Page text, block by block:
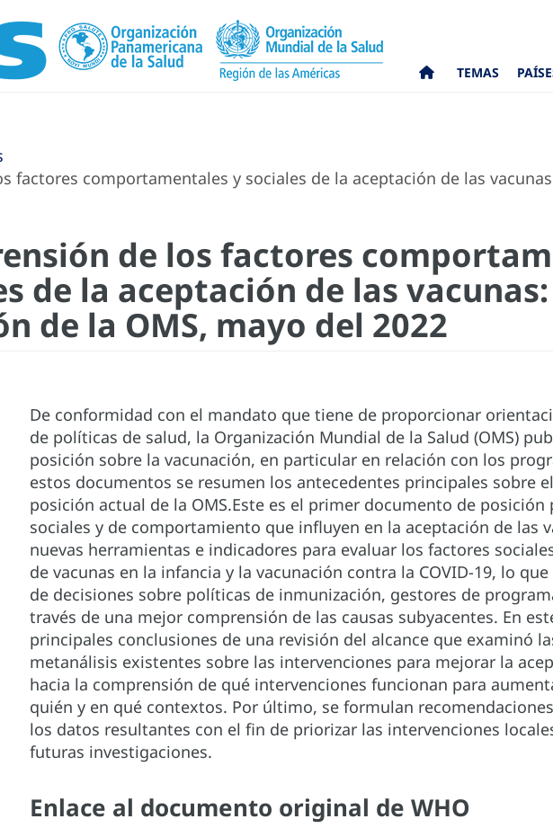
TEMAS
factores comportamentales y sociales de la aceptación de las
de los factores
de la aceptación de las
de la OMS, mayo del 2022
De conformidad con el mandato que tiene de proporcionar
de políticas de salud, la Organización Mundial de la Salud (OMS)
posición sobre la vacunación, en particular en relación con los
estos documentos se resumen los antecedentes principales sobre
posición actual de la OMS.Este es el primer documento de
sociales y de comportamiento que influyen en la aceptación de las
nuevas herramientas e indicadores para evaluar los factores
de vacunas en la infancia y la vacunación contra la COVID-19, lo
de decisiones sobre políticas de inmunización, gestores de
través de una mejor comprensión de las causas subyacentes. En
principales conclusiones de una revisión del alcance que examinó
metanálisis existentes sobre las intervenciones para mejorar la
hacia la comprensión de qué intervenciones funcionan para
quién y en qué contextos. Por último, se formulan
los datos resultantes con el fin de priorizar las intervenciones
futuras investigaciones.
Enlace al documento original de WHO